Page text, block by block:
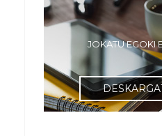
JOKATU EGOKI